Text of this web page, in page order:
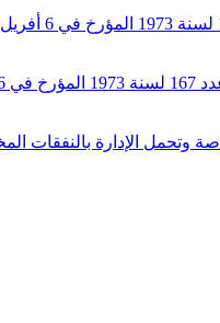
المؤرخ في 6 أفريل 1973 المتعلق بضبط التأجير والمنح الخاصة وتحمل